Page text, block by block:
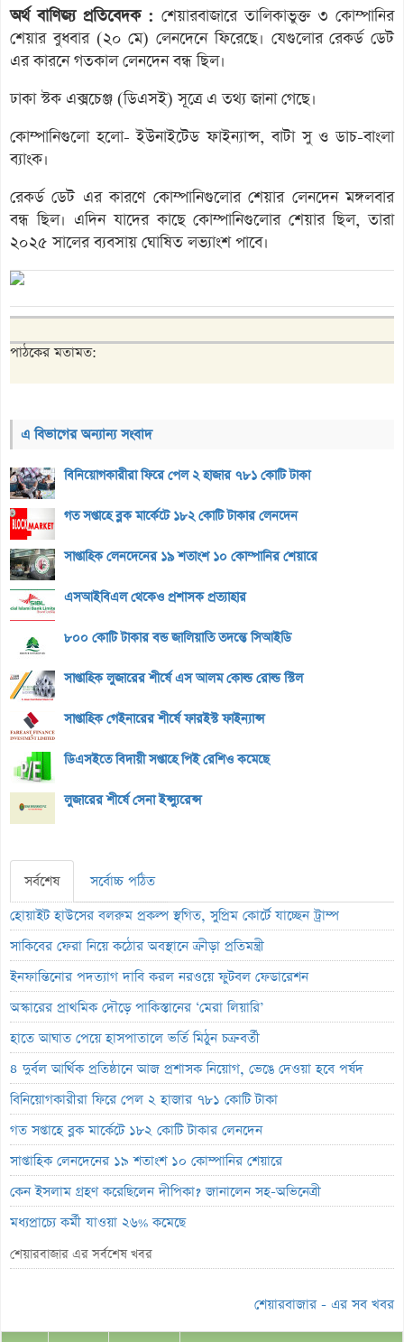
অর্থ বাণিজ্য প্রতিবেদক : শেয়ারবাজারে তালিকাভুক্ত ৩ কোম্পানির
শেয়ার বুধবার (২০ মে) লেনদেনে ফিরেছে। যেগুলোর রেকর্ড ডেট
এর কারনে গতকাল লেনদেন বন্ধ ছিল।
ঢাকা স্টক এক্সচেঞ্জ (ডিএসই) সূত্রে এ তথ্য জানা গেছে।
কোম্পানিগুলো হলো- ইউনাইটেড ফাইন্যান্স, বাটা সু ও ডাচ-বাংলা
ব্যাংক।
রেকর্ড ডেট এর কারণে কোম্পানিগুলোর শেয়ার লেনদেন মঙ্গলবার
বন্ধ ছিল। এদিন যাদের কাছে কোম্পানিগুলোর শেয়ার ছিল, তারা
২০২৫ সালের ব্যবসায় ঘোষিত লভ্যাংশ পাবে।
পাঠকের মতামত:
এ বিভাগের অন্যান্য সংবাদ
বিনিয়োগকারীরা ফিরে পেল ২ হাজার ৭৮১ কোটি টাকা
গত সপ্তাহে ব্লক মার্কেটে ১৮২ কোটি টাকার লেনদেন
সাপ্তাহিক লেনদেনের ১৯ শতাংশ ১০ কোম্পানির শেয়ারে
এসআইবিএল থেকেও প্রশাসক প্রত্যাহার
৮০০ কোটি টাকার বন্ড জালিয়াতি তদন্তে সিআইডি
সাপ্তাহিক লুজারের শীর্ষে এস আলম কোল্ড রোল্ড স্টিল
সাপ্তাহিক গেইনারের শীর্ষে ফারইস্ট ফাইন্যান্স
ডিএসইতে বিদায়ী সপ্তাহে পিই রেশিও কমেছে
লুজারের শীর্ষে সেনা ইন্স্যুরেন্স
সর্বশেষ
সর্বোচ্চ পঠিত
হোয়াইট হাউসের বলরুম প্রকল্প স্থগিত, সুপ্রিম কোর্টে যাচ্ছেন ট্রাম্প
সাকিবের ফেরা নিয়ে কঠোর অবস্থানে ক্রীড়া প্রতিমন্ত্রী
ইনফান্তিনোর পদত্যাগ দাবি করল নরওয়ে ফুটবল ফেডারেশন
অস্কারের প্রাথমিক দৌড়ে পাকিস্তানের ‘মেরা লিয়ারি’
হাতে আঘাত পেয়ে হাসপাতালে ভর্তি মিঠুন চক্রবর্তী
৪ দুর্বল আর্থিক প্রতিষ্ঠানে আজ প্রশাসক নিয়োগ, ভেঙে দেওয়া হবে পর্ষদ
বিনিয়োগকারীরা ফিরে পেল ২ হাজার ৭৮১ কোটি টাকা
গত সপ্তাহে ব্লক মার্কেটে ১৮২ কোটি টাকার লেনদেন
সাপ্তাহিক লেনদেনের ১৯ শতাংশ ১০ কোম্পানির শেয়ারে
কেন ইসলাম গ্রহণ করেছিলেন দীপিকা? জানালেন সহ-অভিনেত্রী
মধ্যপ্রাচ্যে কর্মী যাওয়া ২৬% কমেছে
স্বর্ণ খাতকে আনুষ্ঠানিক শিল্পে আনতে নতুন নীতিমালা
শেয়ারবাজার এর সর্বশেষ খবর
শেয়ারবাজার - এর সব খবর